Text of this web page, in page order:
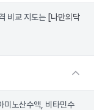
비교 지도는 [나만의닥
미노산수액, 비타민수